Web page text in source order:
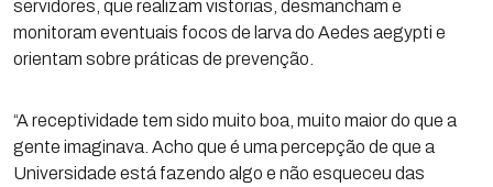
servidores, que realizam vistorias, desmancham e
monitoram eventuais focos de larva do Aedes aegypti e
orientam sobre práticas de prevenção.
“A receptividade tem sido muito boa, muito maior do que a
gente imaginava. Acho que é uma percepção de que a
Universidade está fazendo algo e não esqueceu das